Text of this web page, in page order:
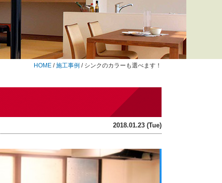
HOME /施工事例 / シンクのカラーも選べます！
2018.01.23 (Tue)